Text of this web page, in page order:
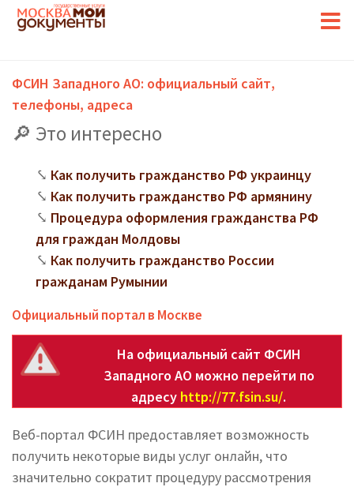
ФСИН Западного АО: официальный сайт,
телефоны, адреса
Это интересно
Как получить гражданство РФ украинцу
Как получить гражданство РФ армянину
Процедура оформления гражданства РФ
для граждан Молдовы
Как получить гражданство России
гражданам Румынии
Официальный портал в Москве
На официальный сайт ФСИН
Западного АО можно перейти по
адресу http://77.fsin.su/.
Веб-портал ФСИН предоставляет возможность
получить некоторые виды услуг онлайн, что
значительно сократит процедуру рассмотрения